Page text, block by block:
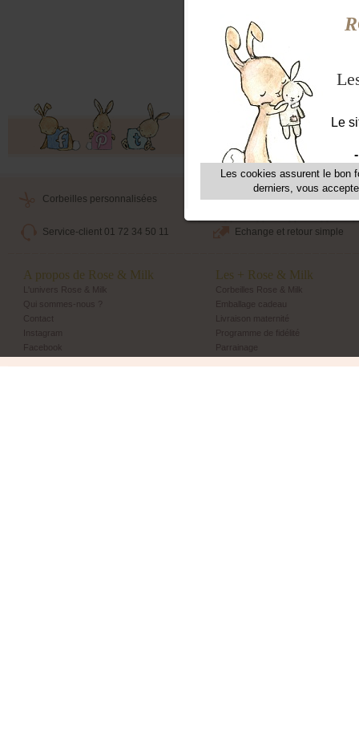
Offres exclusives, ventes
Corbeilles personnalisées Livraison maternité
Service-client 01 72 34 50 11 Echange et retour simple
A propos de Rose & Milk
L'univers Rose & Milk
Qui sommes-nous ?
Contact
Instagram
Facebook
Les + Rose & Milk
Corbeilles Rose & Milk
Emballage cadeau
Livraison maternité
Programme de fidélité
Parrainage